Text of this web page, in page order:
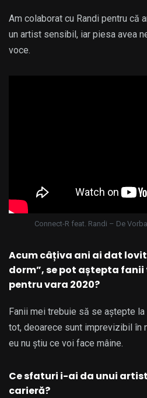
Am colaborat cu Randi pentru că
un artist sensibil, iar piesa avea
voce.
Connect-R feat. Randi – De
Acum câțiva ani ai dat
dorm”, se pot aștepta
pentru vara 2020?
Fanii mei trebuie să se aștepte
tot, deoarece sunt imprevizibil în
eu nu știu ce voi face mâine.
Ce sfaturi i-ai da unui
carieră?